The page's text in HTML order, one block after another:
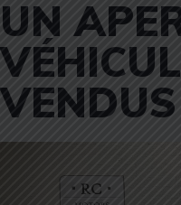
UN
VENDUS